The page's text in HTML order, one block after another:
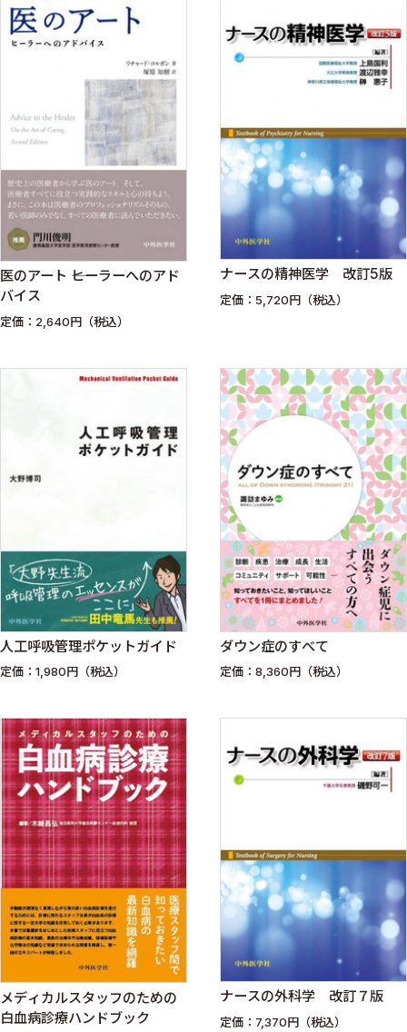
医のアート ――ヒーラーへのアド
バイス
定価：2,640円（税込）
ナースの精神医学 改訂5版
定価：5,720円（税込）
人工呼吸管理ポケットガイド
定価：1,980円（税込）
ダウン症のすべて
定価：8,360円（税込）
メディカルスタッフのための
白血病診療ハンドブック
ナースの外科学 改訂７版
定価：7,370円（税込）